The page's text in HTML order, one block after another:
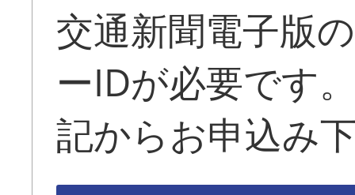
交通新聞電子版
ーIDが必要です
記からお申込み